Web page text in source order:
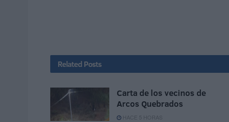
Related Posts
Carta de los vecinos de
Arcos Quebrados
HACE 5 HORAS